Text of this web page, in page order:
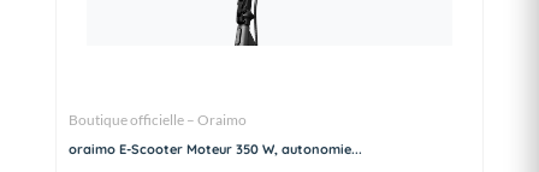
Boutique officielle – Oraimo
oraimo E-Scooter Moteur 350 W, autonomie...